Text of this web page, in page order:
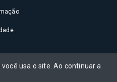
usa o site. Ao continuar a